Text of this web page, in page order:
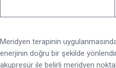
Meridyen terapinin
enerjinin doğru bir şekilde
akupresür ile belirli meridyen